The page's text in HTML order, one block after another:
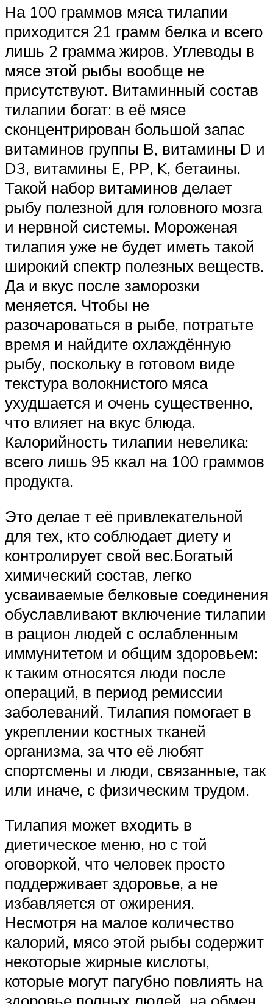
На 100 граммов мяса тилапии
приходится 21 грамм белка и всего
лишь 2 грамма жиров. Углеводы в
мясе этой рыбы вообще не
присутствуют. Витаминный состав
тилапии богат: в её мясе
сконцентрирован большой запас
витаминов группы B, витамины D и
D3, витамины E, РР, K, бетаины.
Такой набор витаминов делает
рыбу полезной для головного мозга
и нервной системы. Мороженая
тилапия уже не будет иметь такой
широкий спектр полезных веществ.
Да и вкус после заморозки
меняется. Чтобы не
разочароваться в рыбе, потратьте
время и найдите охлаждённую
рыбу, поскольку в готовом виде
текстура волокнистого мяса
ухудшается и очень существенно,
что влияет на вкус блюда.
Калорийность тилапии невелика:
всего лишь 95 ккал на 100 граммов
продукта.
Это делае т её привлекательной
для тех, кто соблюдает диету и
контролирует свой вес.Богатый
химический состав, легко
усваиваемые белковые соединения
обуславливают включение тилапии
в рацион людей с ослабленным
иммунитетом и общим здоровьем:
к таким относятся люди после
операций, в период ремиссии
заболеваний. Тилапия помогает в
укреплении костных тканей
организма, за что её любят
спортсмены и люди, связанные, так
или иначе, с физическим трудом.
Тилапия может входить в
диетическое меню, но с той
оговоркой, что человек просто
поддерживает здоровье, а не
избавляется от ожирения.
Несмотря на малое количество
калорий, мясо этой рыбы содержит
некоторые жирные кислоты,
которые могут пагубно повлиять на